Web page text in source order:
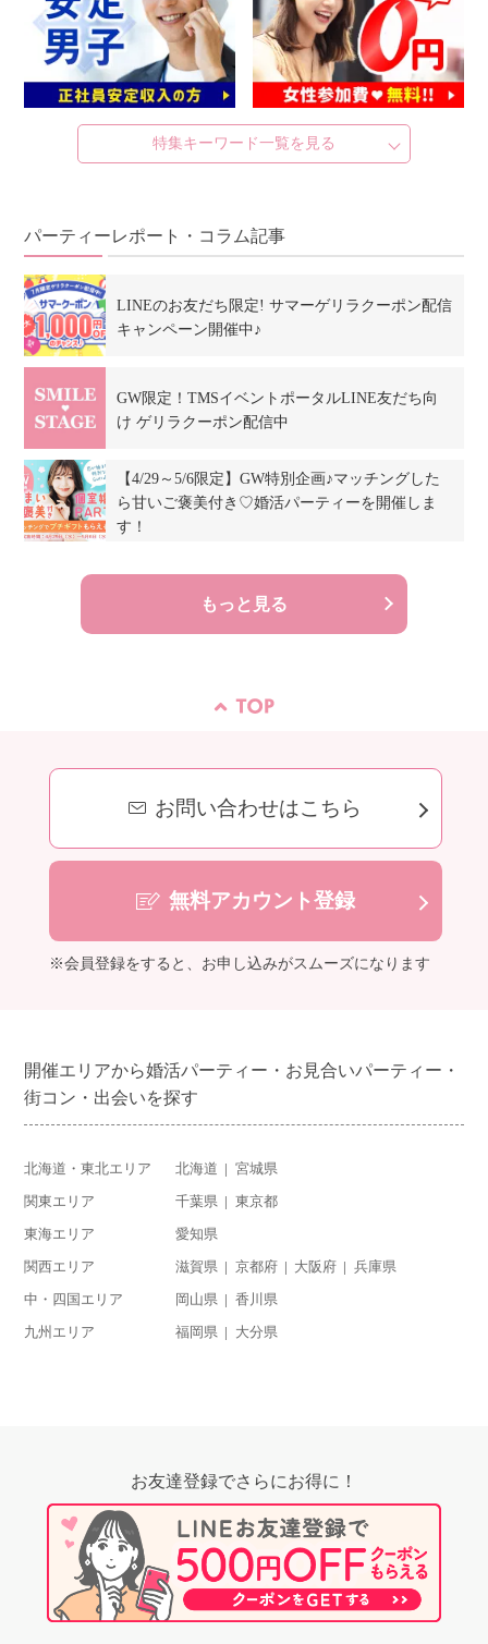
特集キーワード一覧を見る
パーティーレポート・コラム記事
LINEのお友だち限定! サマーゲリラクーポン配信
キャンペーン開催中♪
GW限定！TMSイベントポータルLINE友だち向
け ゲリラクーポン配信中
【4/29～5/6限定】GW特別企画♪マッチングした
ら甘いご褒美付き♡婚活パーティーを開催しま
す！
もっと見る
お問い合わせはこちら
無料アカウント登録
※会員登録をすると、お申し込みがスムーズになります
開催エリアから婚活パーティー・お見合いパーティー・
街コン・出会いを探す
北海道・東北エリア 北海道 宮城県
関東エリア 千葉県 東京都
東海エリア 愛知県
関西エリア 滋賀県 京都府 大阪府 兵庫県
中・四国エリア 岡山県 香川県
九州エリア 福岡県 大分県
お友達登録でさらにお得に！